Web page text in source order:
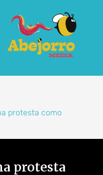
protesta como
protesta